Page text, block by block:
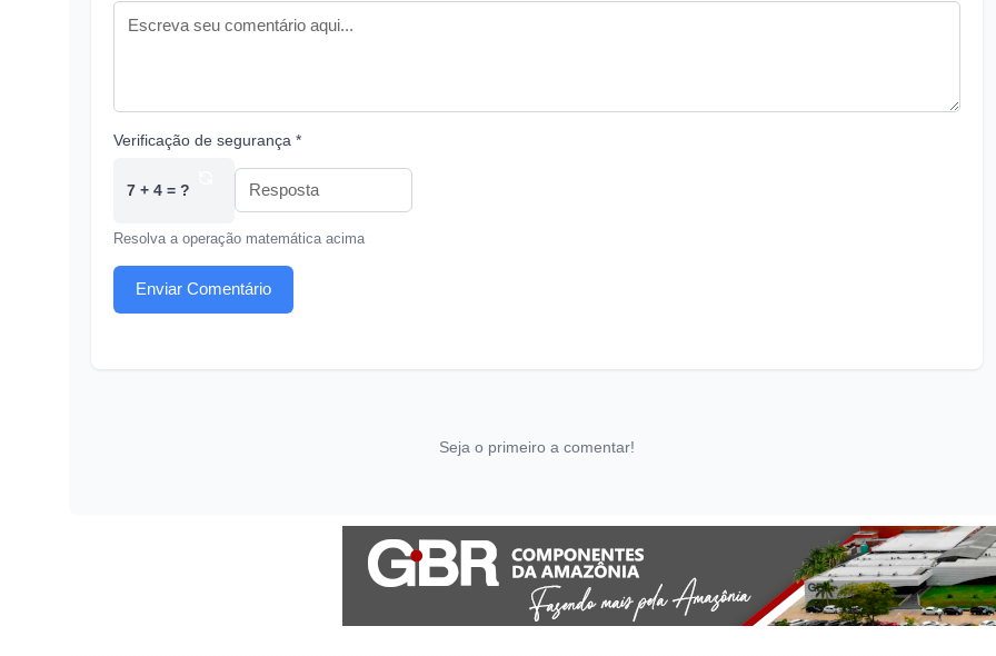
Verificação de segurança *
7 + 4 = ?
Resolva a operação matemática acima
Enviar Comentário
Seja o primeiro a comentar!